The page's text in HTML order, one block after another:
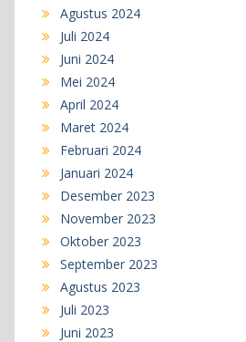
Agustus 2024
Juli 2024
Juni 2024
Mei 2024
April 2024
Maret 2024
Februari 2024
Januari 2024
Desember 2023
November 2023
Oktober 2023
September 2023
Agustus 2023
Juli 2023
Juni 2023